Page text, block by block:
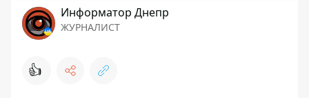
Информатор Днепр
ЖУРНАЛИСТ
👍